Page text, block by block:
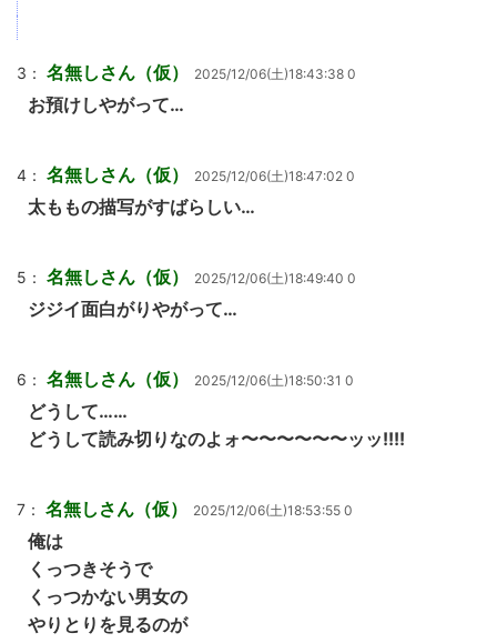
3： 名無しさん（仮） 2025/12/06(土)18:43:38 0
お預けしやがって…
4： 名無しさん（仮） 2025/12/06(土)18:47:02 0
太ももの描写がすばらしい…
5： 名無しさん（仮） 2025/12/06(土)18:49:40 0
ジジイ面白がりやがって…
6： 名無しさん（仮） 2025/12/06(土)18:50:31 0
どうして……
どうして読み切りなのよォ〜〜〜〜〜〜ッッ!!!!
7： 名無しさん（仮） 2025/12/06(土)18:53:55 0
俺は
くっつきそうで
くっつかない男女の
やりとりを見るのが